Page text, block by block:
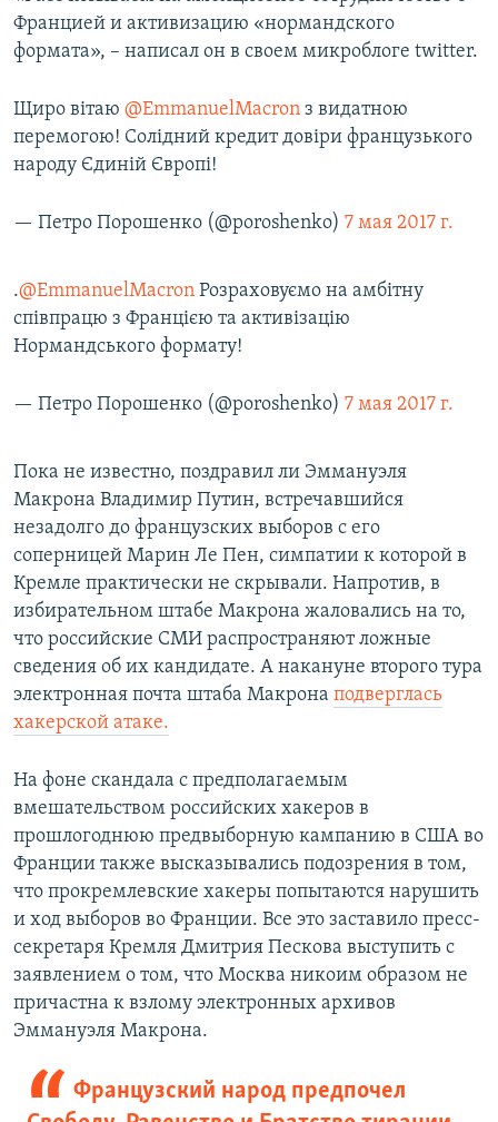
Францией и активизацию «нормандского
формата», – написал он в своем микроблоге twitter.
Щиро вітаю @EmmanuelMacron з видатною
перемогою! Солідний кредит довіри французького
народу Єдиній Європі!
— Петро Порошенко (@poroshenko) 7 мая 2017 г.
.@EmmanuelMacron Розраховуємо на амбітну
співпрацю з Францією та активізацію
Нормандського формату!
— Петро Порошенко (@poroshenko) 7 мая 2017 г.
Пока не известно, поздравил ли Эммануэля
Макрона Владимир Путин, встречавшийся
незадолго до французских выборов с его
соперницей Марин Ле Пен, симпатии к которой в
Кремле практически не скрывали. Напротив, в
избирательном штабе Макрона жаловались на то,
что российские СМИ распространяют ложные
сведения об их кандидате. А накануне второго тура
электронная почта штаба Макрона подверглась
хакерской атаке.
На фоне скандала с предполагаемым
вмешательством российских хакеров в
прошлогоднюю предвыборную кампанию в США во
Франции также высказывались подозрения в том,
что прокремлевские хакеры попытаются нарушить
и ход выборов во Франции. Все это заставило пресс-
секретаря Кремля Дмитрия Пескова выступить с
заявлением о том, что Москва никоим образом не
причастна к взлому электронных архивов
Эммануэля Макрона.
Французский народ предпочел